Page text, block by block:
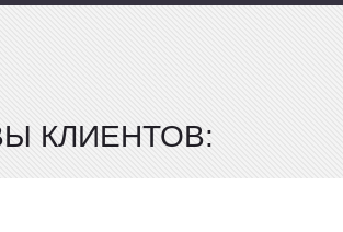
КЛИЕНТОВ: